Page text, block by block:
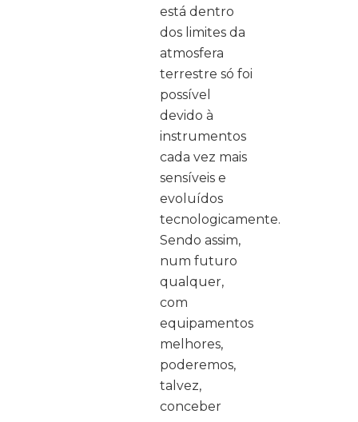
está dentro
dos limites da
atmosfera
terrestre só foi
possível
devido à
instrumentos
cada vez mais
sensíveis e
evoluídos
tecnologicamente.
Sendo assim,
num futuro
qualquer,
com
equipamentos
melhores,
poderemos,
talvez,
conceber